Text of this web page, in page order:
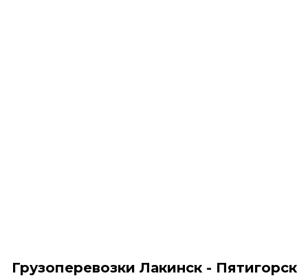
Грузоперевозки Лакинск - Пятигорск